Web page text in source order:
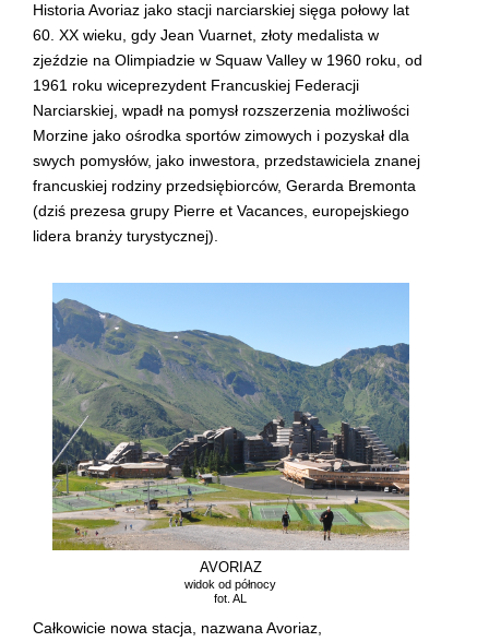
Historia Avoriaz jako stacji narciarskiej sięga połowy lat
60. XX wieku, gdy Jean Vuarnet, złoty medalista w
zjeździe na Olimpiadzie w Squaw Valley w 1960 roku, od
1961 roku wiceprezydent Francuskiej Federacji
Narciarskiej, wpadł na pomysł rozszerzenia możliwości
Morzine jako ośrodka sportów zimowych i pozyskał dla
swych pomysłów, jako inwestora, przedstawiciela znanej
francuskiej rodziny przedsiębiorców, Gerarda Bremonta
(dziś prezesa grupy Pierre et Vacances, europejskiego
lidera branży turystycznej).
AVORIAZ
widok od północy
fot. AL
Całkowicie nowa stacja, nazwana Avoriaz,